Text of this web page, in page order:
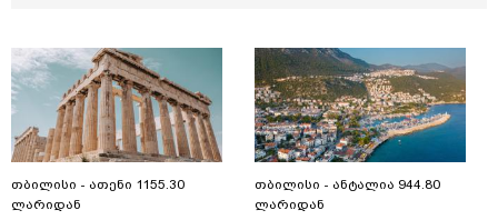
თბილისი - ათენი 1155.30
ლარიდან
თბილისი - ანტალია 944.80
ლარიდან